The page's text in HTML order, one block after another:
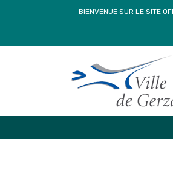
BIENVENUE SUR LE SITE